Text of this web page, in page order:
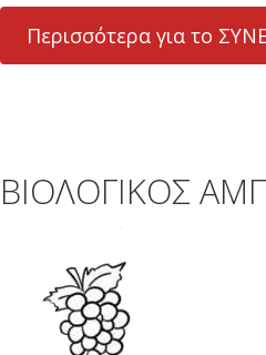
Περισσότερα για το
ΒΙΟΛΟΓΙΚΟΣ